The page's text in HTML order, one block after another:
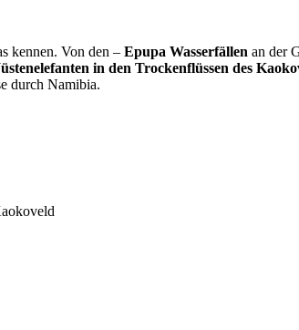
kennen. Von den – Epupa Wasserfällen an der
in den Trockenflüssen des
durch Namibia.